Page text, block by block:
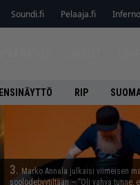
Soundi.fi Pelaaja.fi
ENSINÄYTTÖ RIP
3. Marko Annala julkaisi viimeisen
soolodebyytiltään – ”Oli vahva tunne,